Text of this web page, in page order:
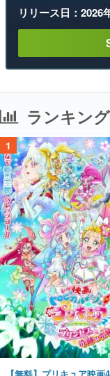
リリース日：2026
ランキング
1
【無料】プリキュア映